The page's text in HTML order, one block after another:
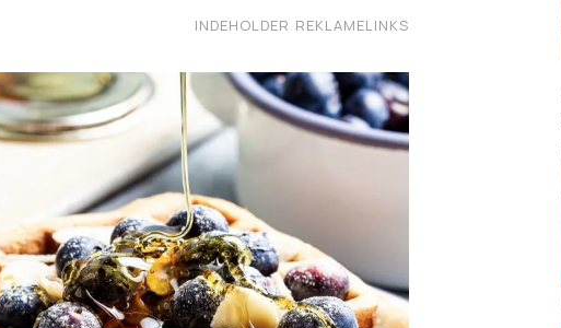
INDEHOLDER REKLAMELINKS